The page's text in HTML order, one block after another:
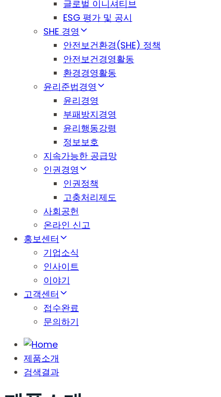
글로벌 이니셔티브
ESG 평가 및 공시
SHE 경영
안전보건환경(SHE) 정책
안전보건경영활동
환경경영활동
윤리준법경영
윤리경영
부패방지경영
윤리행동강령
정보보호
지속가능한 공급망
인권경영
인권정책
고충처리제도
사회공헌
온라인 신고
홍보센터
기업소식
인사이트
이야기
고객센터
접수완료
문의하기
제품소개
검색결과